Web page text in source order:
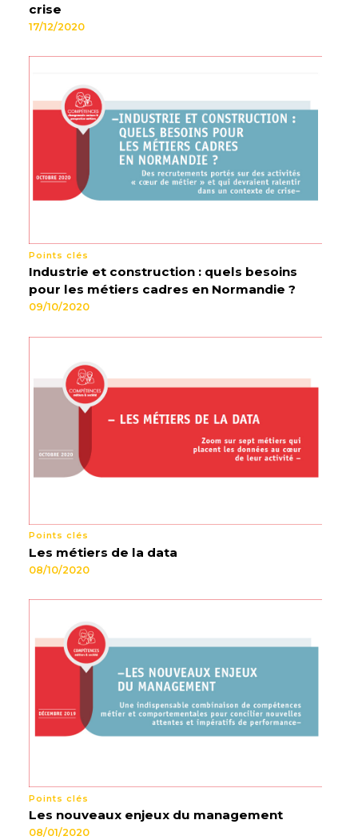
crise
17/12/2020
Points clés
Industrie et construction : quels besoins
pour les métiers cadres en Normandie ?
09/10/2020
Points clés
Les métiers de la data
08/10/2020
Points clés
Les nouveaux enjeux du management
08/01/2020